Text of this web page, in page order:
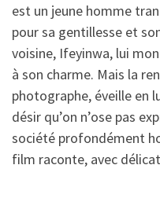
est un jeune homme
pour sa gentillesse et
voisine, Ifeyinwa, lui
à son charme. Mais la
photographe, éveille en
désir qu’on n’ose pas
société profondément
film raconte, avec